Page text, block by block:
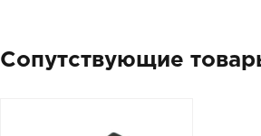
Сопутствующие